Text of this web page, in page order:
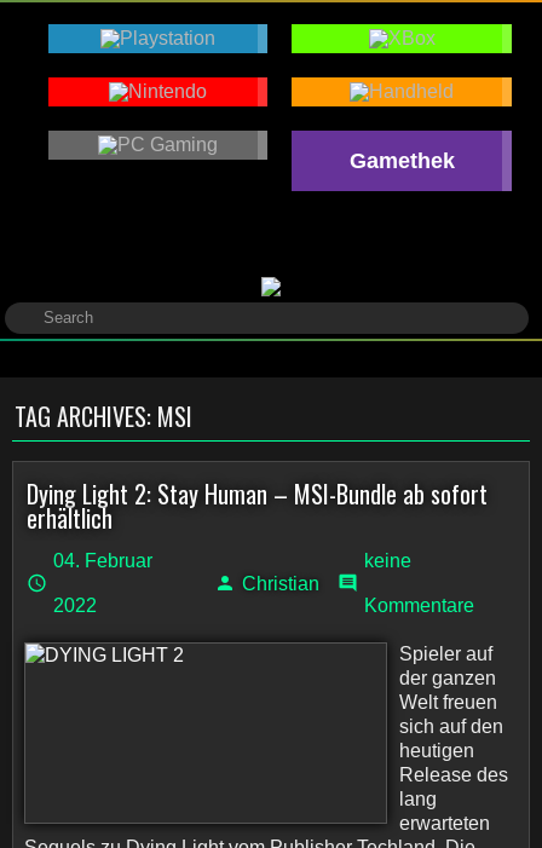
Gamethek
TAG ARCHIVES: MSI
Dying Light 2: Stay Human – MSI-Bundle ab sofort
erhältlich
04. Februar
2022
Christian
keine
Kommentare
Spieler auf
der ganzen
Welt freuen
sich auf den
heutigen
Release des
lang
erwarteten